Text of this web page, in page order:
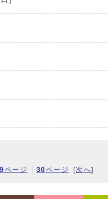
ページ 30ページ [次へ]